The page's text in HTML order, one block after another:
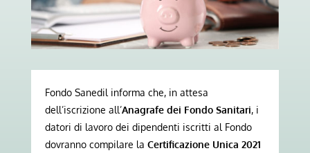
Fondo Sanedil informa che, in attesa
dell’iscrizione all’Anagrafe dei Fondo Sanitari, i
datori di lavoro dei dipendenti iscritti al Fondo
dovranno compilare la Certificazione Unica 2021